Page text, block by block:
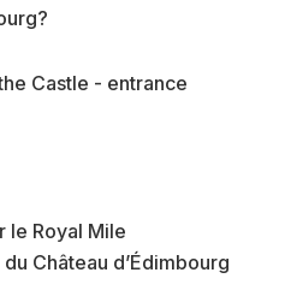
le Royal Mile
Château d’Édimbourg